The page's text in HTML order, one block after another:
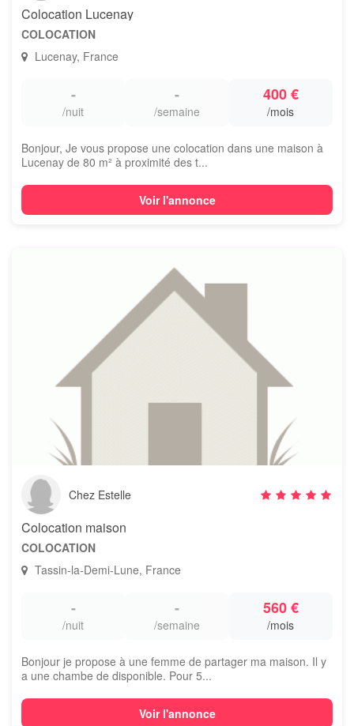
Colocation Lucenay
COLOCATION
Lucenay, France
-
/nuit
-
/semaine
400 €
/mois
Bonjour, Je vous propose une colocation dans une maison à
Lucenay de 80 m² à proximité des t...
Voir l'annonce
Chez Estelle
Colocation maison
COLOCATION
Tassin-la-Demi-Lune, France
-
/nuit
-
/semaine
560 €
/mois
Bonjour je propose à une femme de partager ma maison. Il y
a une chambe de disponible. Pour 5...
Voir l'annonce